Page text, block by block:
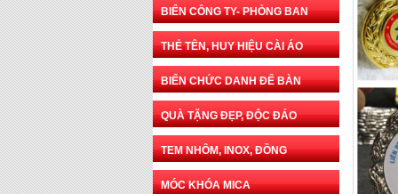
BIỂN CÔNG TY- PHÒNG BAN
THẺ TÊN, HUY HIỆU CÀI ÁO
BIỂN CHỨC DANH ĐỂ BÀN
QUÀ TẶNG ĐẸP, ĐỘC ĐÁO
TEM NHÔM, INOX, ĐỒNG
MÓC KHÓA MICA